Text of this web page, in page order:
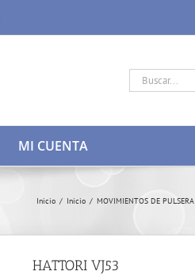
Buscar:
MI CUENTA
Inicio / Inicio / MOVIMIENTOS DE PULSERA
HATTORI VJ53